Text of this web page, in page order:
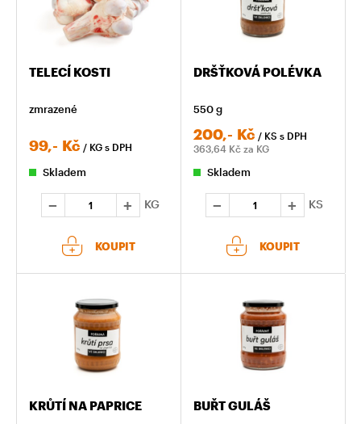
TELECÍ KOSTI
zmrazené
99,- Kč / KG s DPH
Skladem
KG
KOUPIT
DRŠŤKOVÁ POLÉVKA
550 g
200,- Kč / KS s DPH
363,64 Kč za KG
Skladem
KS
KOUPIT
KRŮTÍ NA PAPRICE BUŘT GULÁŠ